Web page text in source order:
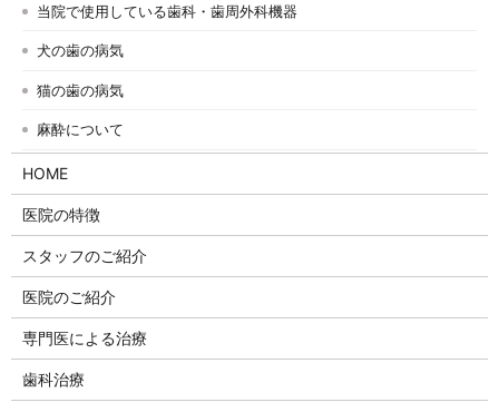
当院で使用している歯科・歯周外科機器
犬の歯の病気
猫の歯の病気
麻酔について
HOME
医院の特徴
スタッフのご紹介
医院のご紹介
専門医による治療
歯科治療